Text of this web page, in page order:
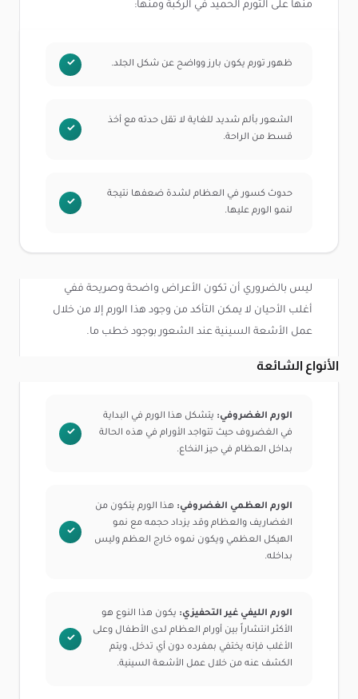
منها على التورم الحميد في الركبة ومنها:
ظهور تورم يكون بارز وواضح عن شكل الجلد.
الشعور بألم شديد للغاية لا تقل حدته مع أخذ
قسط من الراحة.
حدوث كسور في العظام لشدة ضعفها نتيجة
لنمو الورم عليها.
ليس بالضروري أن تكون الأعراض واضحة وصريحة ففي
أغلب الأحيان لا يمكن التأكد من وجود هذا الورم إلا من خلال
عمل الأشعة السينية عند الشعور بوجود خطب ما.
الأنواع الشائعة
الورم الغضروفي: يتشكل هذا الورم في البداية
في الغضروف حيث تتواجد الأورام في هذه الحالة
بداخل العظام في حيز النخاع.
الورم العظمي الغضروفي: هذا الورم يتكون من
الغضاريف والعظام وقد يزداد حجمه مع نمو
الهيكل العظمي ويكون نموه خارج العظم وليس
بداخله.
الورم الليفي غير التحفيزي: يكون هذا النوع هو
الأكثر انتشاراً بين أورام العظام لدى الأطفال وعلى
الأغلب فإنه يختفي بمفرده دون أي تدخل، ويتم
الكشف عنه من خلال عمل الأشعة السينية.